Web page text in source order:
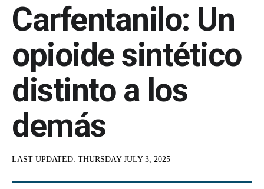
Carfentanilo: Un
opioide sintético
distinto a los
demás
LAST UPDATED: THURSDAY JULY 3, 2025